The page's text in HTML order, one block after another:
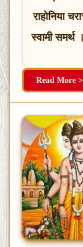
राहोनिया
स्वामी समर्थ
Read More